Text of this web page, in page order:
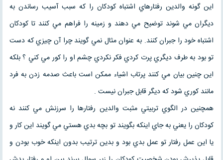
اين گونه والدين رفتارهاي اشتباه كودكان را كه سبب آسيب رساندن به
ديگران مي شوند توضيح مي دهند و زمينه را فراهم مي كنند تا كودكان
اشتباه خود را جبران كنند. به عنوان مثال نمي گويند چرا آن چيزي كه دست
تو بود به طرف ديگري پرت كردي فكر نكردي چشم او را كور مي كني ؟ بلكه
اين چنين بيان مي كنند پرتاب اشياء ممكن است باعث صدمه زدن به فرد
مانند كوري شود كه ديگر قابل جبران نيست .
همچنين در الگوي تربيتي مثبت والدين رفتارها را سرزنش مي كنند نه
كودكان را يعني به جاي اينكه بگويند تو بچه بدي هستي مي گويند اين كار و
يا اين عمل رفتار تو عمل بدي بود و بدين ترتيب بدون اينكه خوب بودن و